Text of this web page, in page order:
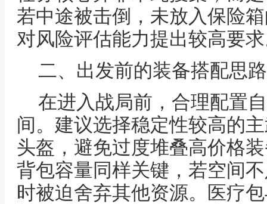
若中途被击倒，未放入保险
对风险评估能力提出较高要
二、出发前的装备搭配思路
在进入战局前，合理配置
间。建议选择稳定性较高的
头盔，避免过度堆叠高价格
背包容量同样关键，若空间
时被迫舍弃其他资源。医疗